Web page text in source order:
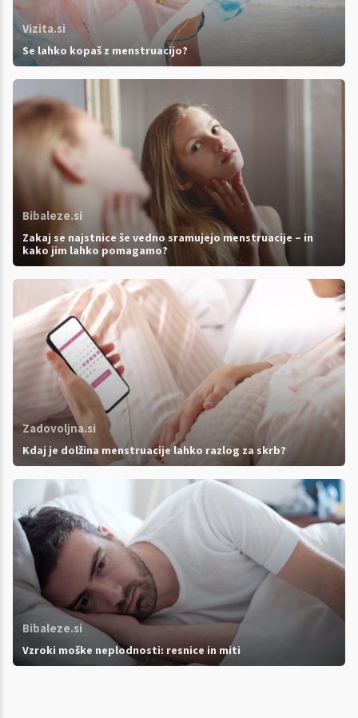
Vizita.si
Se lahko kopaš z menstruacijo?
Bibaleze.si
Zakaj se najstnice še vedno sramujejo menstruacije – in
kako jim lahko pomagamo?
Zadovoljna.si
Kdaj je dolžina menstruacije lahko razlog za skrb?
Bibaleze.si
Vzroki moške neplodnosti: resnice in miti